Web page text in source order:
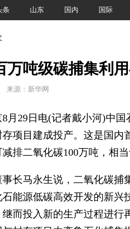
条 山东 国内 国际
万吨级碳捕集利
来源：新华网
29日电(记者戴小河)中国
项目建成投产。这是国内
排二氧化碳100万吨，相当
马永生说，二氧化碳捕
能源低碳高效开发的新兴
而投入新的生产过程进行